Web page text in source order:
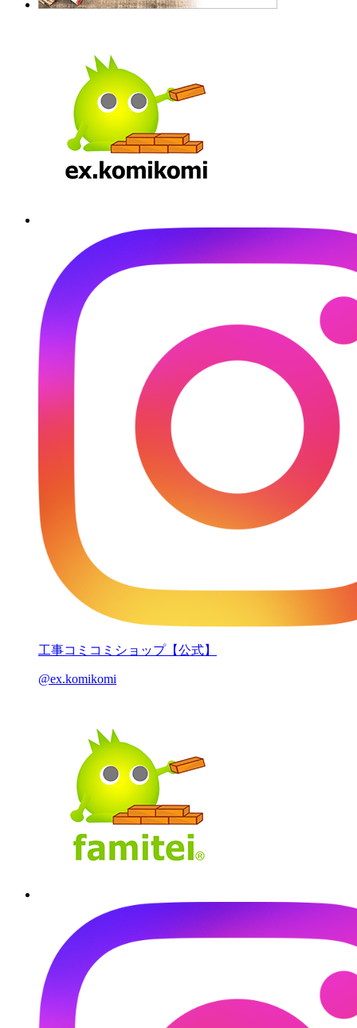
工事コミコミショップ【公式】
@ex.komikomi